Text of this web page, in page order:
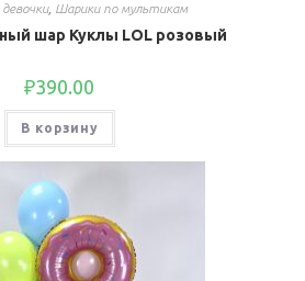
, Шарики по мультикам
шар Куклы LOL розовый
₽390.00
В корзину